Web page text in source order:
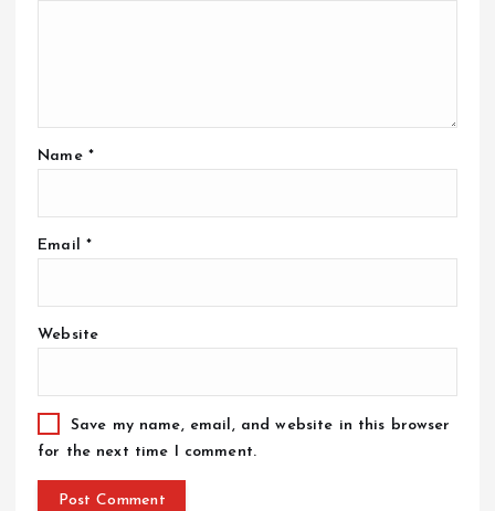
Name *
Email *
Website
Save my name, email, and website in this browser
for the next time I comment.